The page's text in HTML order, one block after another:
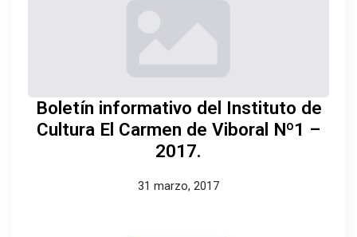
Boletín informativo del Instituto de
Cultura El Carmen de Viboral Nº1 –
2017.
31 marzo, 2017